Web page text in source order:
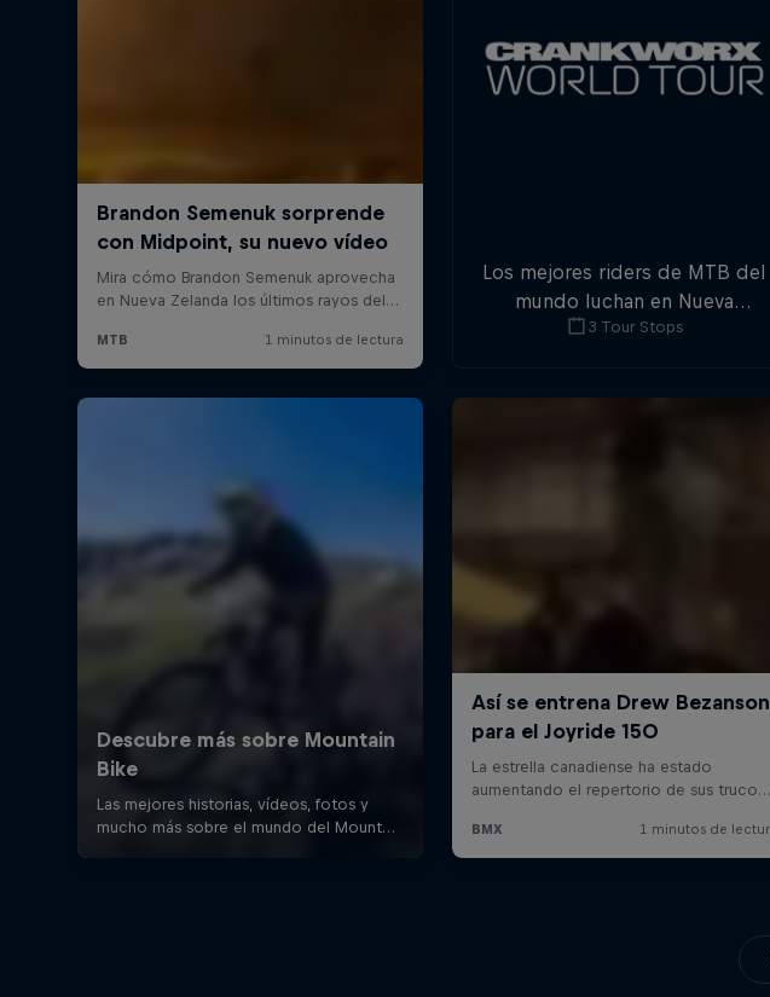
Los mejores riders de MTB del
mundo luchan en Nueva
Zelanda, Australia, Canadá y
3 Tour Stops